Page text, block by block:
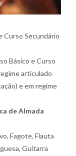
Curso Secundário
Básico e Curso
articulado
e em regime
de Almada
Fagote, Flauta
Guitarra